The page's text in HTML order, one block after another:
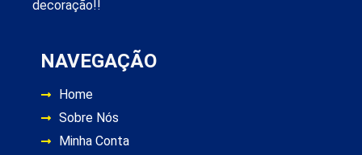
decoração!!
NAVEGAÇÃO
Home
Sobre Nós
Minha Conta